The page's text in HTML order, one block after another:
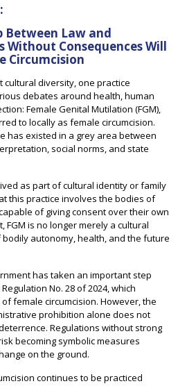
Between Law and
Without Consequences Will
Circumcision
cultural diversity, one practice
debates around health, human
Female Genital Mutilation (FGM),
to locally as female circumcision.
has existed in a grey area between
social norms, and state
as part of cultural identity or family
this practice involves the bodies of
of giving consent over their own
FGM is no longer merely a cultural
autonomy, health, and the future
has taken an important step
No. 28 of 2024, which
female circumcision. However, the
prohibition alone does not
Regulations without strong
becoming symbolic measures
on the ground.
continues to be practiced